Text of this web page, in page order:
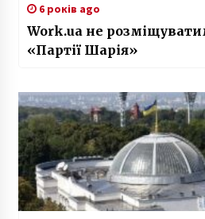
6 років ago
Work.ua не
«Партії Шарія»